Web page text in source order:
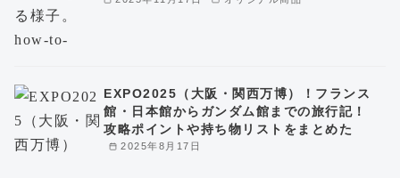
2025年8月17日
EXPO2025（大阪・関西万博）！フランス
館・日本館からガンダム館までの旅行記！
攻略ポイントや持ち物リストをまとめた